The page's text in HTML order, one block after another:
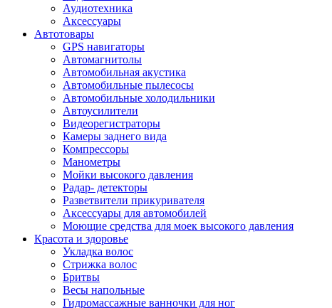
Аудиотехника
Аксессуары
Автотовары
GPS навигаторы
Автомагнитолы
Автомобильная акустика
Автомобильные пылесосы
Автомобильные холодильники
Автоусилители
Видеорегистраторы
Камеры заднего вида
Компрессоры
Манометры
Мойки высокого давления
Радар- детекторы
Разветвители прикуривателя
Аксессуары для автомобилей
Моющие средства для моек высокого давления
Красота и здоровье
Укладка волос
Стрижка волос
Бритвы
Весы напольные
Гидромассажные ванночки для ног